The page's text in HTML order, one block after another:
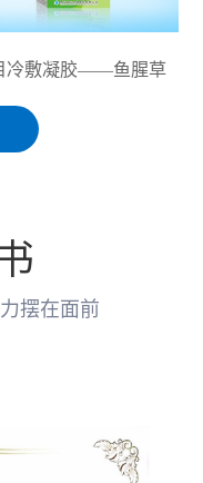
冷敷凝胶——鱼腥草
摆在面前